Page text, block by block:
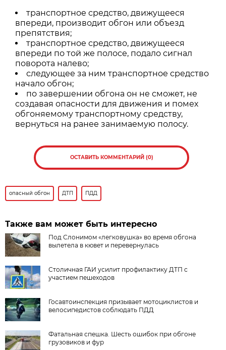
транспортное средство, движущееся
впереди, производит обгон или объезд
препятствия;
транспортное средство, движущееся
впереди по той же полосе, подало сигнал
поворота налево;
следующее за ним транспортное средство
начало обгон;
по завершении обгона он не сможет, не
создавая опасности для движения и помех
обгоняемому транспортному средству,
вернуться на ранее занимаемую полосу.
ОСТАВИТЬ КОММЕНТАРИЙ (0)
опасный обгон ДТП ПДД
Также вам может быть интересно
Под Слонимом «легковушка» во время обгона
вылетела в кювет и перевернулась
Столичная ГАИ усилит профилактику ДТП с
участием пешеходов
Госавтоинспекция призывает мотоциклистов и
велосипедистов соблюдать ПДД
Фатальная спешка. Шесть ошибок при обгоне
грузовиков и фур